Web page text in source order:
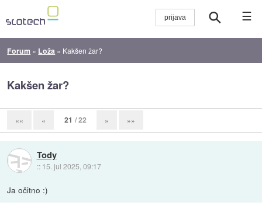
☰
Forum » Loža » Kakšen žar?
Kakšen žar?
«« « 21 / 22 » »»
Tody
:: 15. jul 2025, 09:17
Ja očitno :)